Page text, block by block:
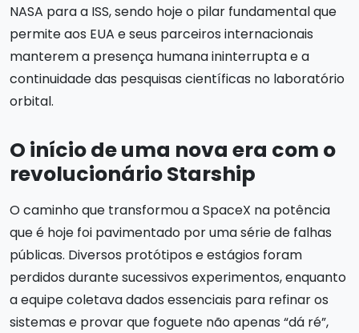
NASA para a ISS, sendo hoje o pilar fundamental que
permite aos EUA e seus parceiros internacionais
manterem a presença humana ininterrupta e a
continuidade das pesquisas científicas no laboratório
orbital.
O início de uma nova era com o
revolucionário Starship
O caminho que transformou a SpaceX na potência
que é hoje foi pavimentado por uma série de falhas
públicas. Diversos protótipos e estágios foram
perdidos durante sucessivos experimentos, enquanto
a equipe coletava dados essenciais para refinar os
sistemas e provar que foguete não apenas “dá ré”,